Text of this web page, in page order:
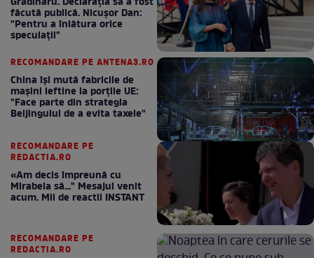
făcută publică. Nicușor Dan:
"Pentru a înlătura orice
speculații"
RECOMANDARE PE ANTENA3.RO
China își mută fabricile de
mașini ieftine la porțile UE:
"Face parte din strategia
Beijingului de a evita taxele"
RECOMANDARE PE
REDACTIA.RO
«Am decis împreună cu
Mirabela să..." Mesajul venit
acum. Mii de reactii INSTANT
RECOMANDARE PE
REDACTIA.RO